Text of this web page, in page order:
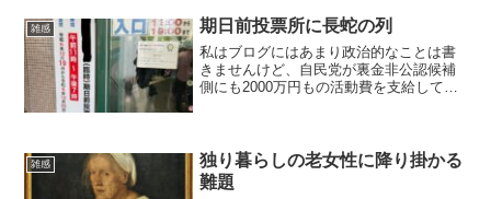
せん。 正直、「どうしても観たい」と
いう映画になかなか巡り合...
雑感 期日前投票所に長蛇の列
私はブログにはあまり政治的なことは書
きませんけど、自民党が裏金非公認候補
側にも2000万円もの活動費を支給してい
の税金ですからね。我...
雑感
独り暮らしの老女性に降り掛かる
難題